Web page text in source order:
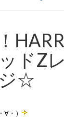
ーツ一覧
ドZ
☆
∀・）